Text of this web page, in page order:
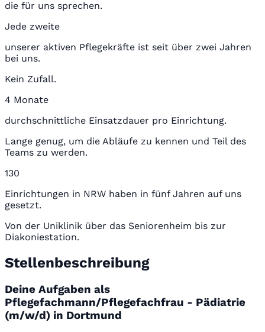
die für uns sprechen.
Jede zweite
unserer aktiven Pflegekräfte ist seit über zwei Jahren
bei uns.
Kein Zufall.
4 Monate
durchschnittliche Einsatzdauer pro Einrichtung.
Lange genug, um die Abläufe zu kennen und Teil des
Teams zu werden.
130
Einrichtungen in NRW haben in fünf Jahren auf uns
gesetzt.
Von der Uniklinik über das Seniorenheim bis zur
Diakoniestation.
Stellenbeschreibung
Deine Aufgaben als
Pflegefachmann/Pflegefachfrau - Pädiatrie
(m/w/d) in Dortmund